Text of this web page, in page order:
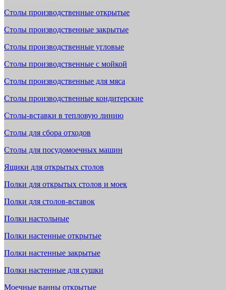
Столы производственные открытые
Столы производственные закрытые
Столы производственные угловые
Столы производственные с мойкой
Столы производственные для мяса
Столы производственные кондитерские
Столы-вставки в тепловую линию
Столы для сбора отходов
Столы для посудомоечных машин
Ящики для открытых столов
Полки для открытых столов и моек
Полки для столов-вставок
Полки настольные
Полки настенные открытые
Полки настенные закрытые
Полки настенные для сушки
Моечные ванны открытые